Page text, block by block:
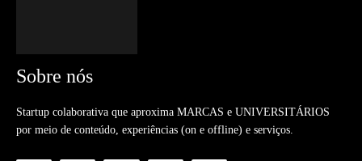
Sobre nós
Startup colaborativa que aproxima MARCAS e UNIVERSITÁRIOS
por meio de conteúdo, experiências (on e offline) e serviços.